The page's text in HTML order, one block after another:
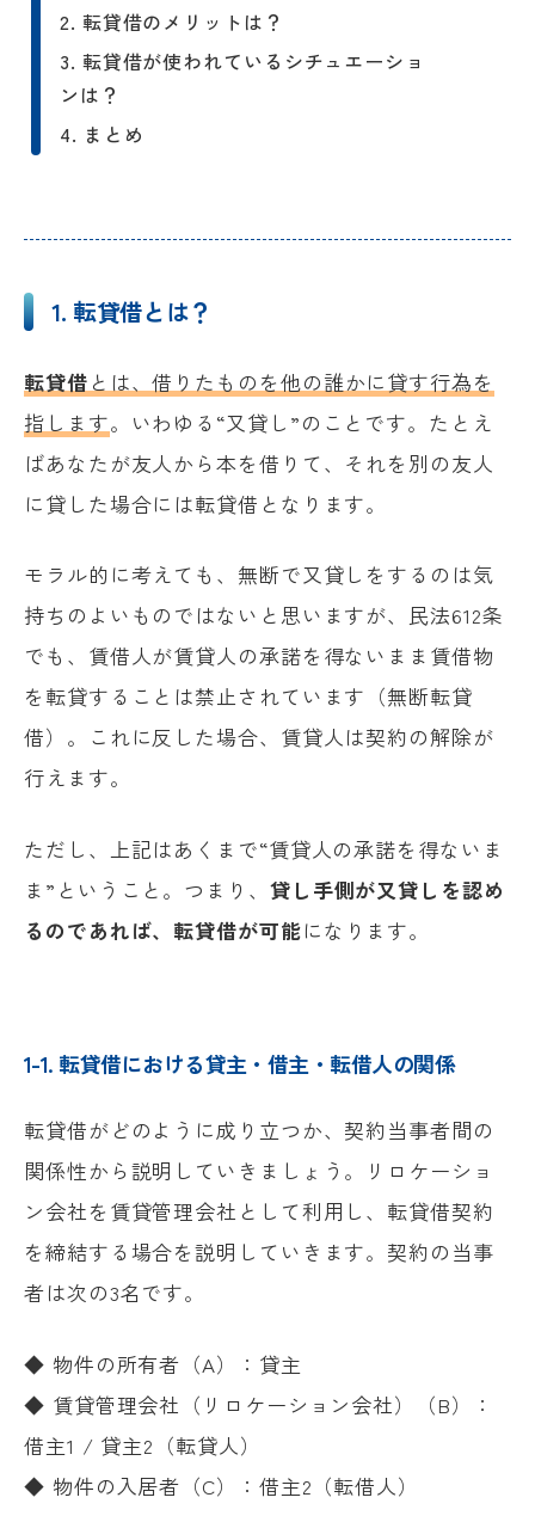
1-1. 転貸借における貸主・借主・転
借人の関係
1-2. 代理委託契約について
1-3. 転貸借方式と代理委託方式それ
ス内で行われる
ある
いことが賃貸管理会社によって
行われる
2. 転貸借のメリットは？
3. 転貸借が使われているシチュエーショ
ンは？
3-1. 転貸借とサブリースの違いは？
4. まとめ
1. 転貸借とは？
転貸借 とは、借りたものを他の誰かに貸す行為を
指します。いわゆる“又貸し”のことです。たとえ
ばあなたが友人から本を借りて、それを別の友人
に貸した場合には転貸借となります。
モラル的に考えても、無断で又貸しをするのは気
持ちのよいものではないと思いますが、民法612条
でも、賃借人が賃貸人の承諾を得ないまま賃借物
を転貸することは禁止されています（無断転貸
借）。これに反した場合、賃貸人は契約の解除が
行えます。
ただし、上記はあくまで“賃貸人の承諾を得ないま
ま”ということ。つまり、 貸し手側が又貸しを認め
るのであれば、転貸借が可能になります。
1-1. 転貸借における貸主・借主・転借人の関係
転貸借がどのように成り立つか、契約当事者間の
関係性から説明していきましょう。リロケーショ
ン会社を賃貸管理会社として利用し、転貸借契約
を締結する場合を説明していきます。契約の当事
者は次の3名です。
◆ 物件の所有者（A）：貸主
◆ 賃貸管理会社（リロケーション会社）（B）：
借主1 / 貸主2（転貸人）
◆ 物件の入居者（C）：借主2（転借人）